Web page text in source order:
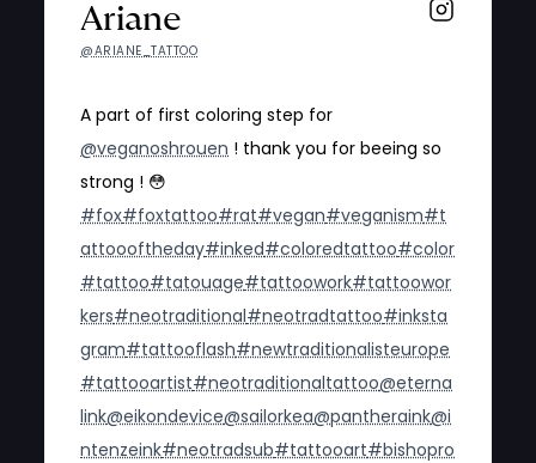
Ariane
@ARIANE_TATTOO
A part of first coloring step for
@veganoshrouen ! thank you for beeing so
strong ! 😳
#fox#foxtattoo#rat#vegan#veganism#t
attoooftheday#inked#coloredtattoo#color
#tattoo#tatouage#tattoowork#tattoowor
kers#neotraditional#neotradtattoo#inksta
gram#tattooflash#newtraditionalisteurope
#tattooartist#neotraditionaltattoo@eterna
link@eikondevice@sailorkea@pantheraink@i
ntenzeink#neotradsub#tattooart#bishopro